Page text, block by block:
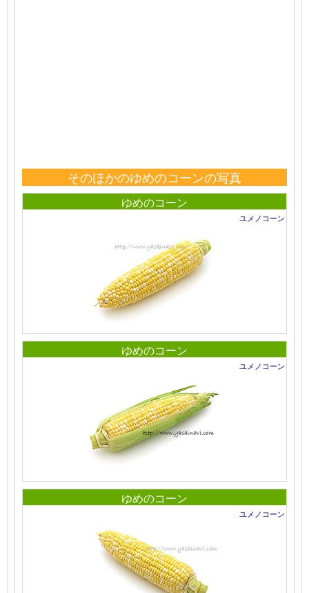
そのほかのゆめのコーンの写真
ゆめのコーン
ユメノコーン
ゆめのコーン
ユメノコーン
ゆめのコーン
ユメノコーン